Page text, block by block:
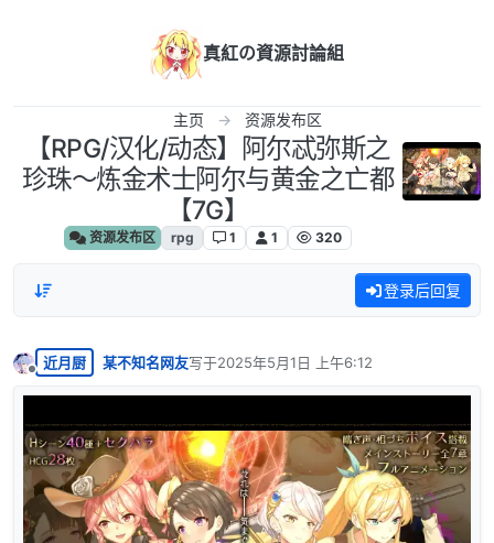
真紅の資源討論組
主页 资源发布区
【RPG/汉化/动态】阿尔忒弥斯之
珍珠～炼金术士阿尔与黄金之亡都
【7G】
资源发布区 rpg 1 1 320
登录后回复
离线
近月厨 某不知名网友写于2025年5月1日 上午6:12
最后由 编辑